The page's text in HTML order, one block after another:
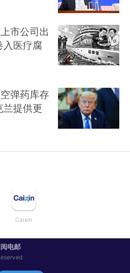
市公司出
入医疗腐
弹药库存
兰提供更
Caixin
电邮